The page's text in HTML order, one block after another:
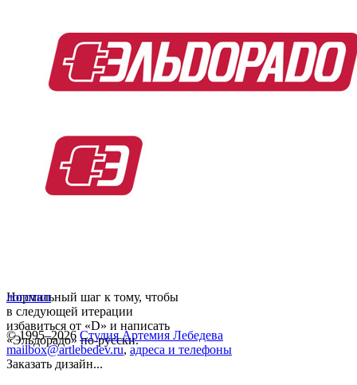
Нормальный шаг к тому, чтобы
в следующей итерации
избавиться от «D» и написать
«Эльдорадо» по-русски.
логотип
© 1995–2026 Студия Артемия Лебедева
mailbox@artlebedev.ru, адреса и телефоны
Заказать дизайн...